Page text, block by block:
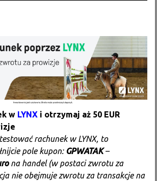
w LYNX i otrzymaj aż 50 EUR
rachunek w LYNX, to
pole kupon: GPWATAK–
na handel (w postaci zwrotu za
nie obejmuje zwrotu za transakcje na